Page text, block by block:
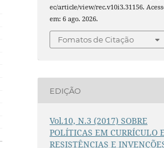
ec/article/view/rec.v10i3.31156.
em: 6 ago. 2026.
Fomatos de Citação
EDIÇÃO
Vol.10, N.3 (2017) SOBRE
POLÍTICAS EM CURRÍCULO E
RESISTÊNCIAS E